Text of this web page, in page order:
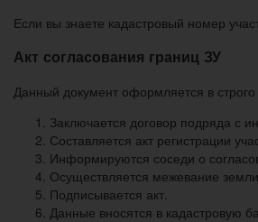
Если вы знаете кадастровый номер
Акт согласования границ ЗУ
Данный документ оформляется в
Заключается договор подряда с
Составляется акт регистрации
Информируются соседи о
Осуществляется межевание земли.
Подписывается акт.
Данные вносятся в кадастровую